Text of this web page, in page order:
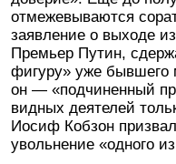
отмежевываются
заявление о выходе
Премьер Путин,
фигуру» уже бывшего
он — «подчиненный
видных деятелей
Иосиф Кобзон
увольнение «одного